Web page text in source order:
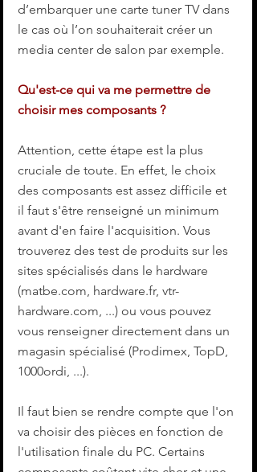
d’embarquer une carte tuner TV dans
le cas où l’on souhaiterait créer un
media center de salon par exemple.
Qu'est-ce qui va me permettre de
choisir mes composants ?
Attention, cette étape est la plus
cruciale de toute. En effet, le choix
des composants est assez difficile et
il faut s'être renseigné un minimum
avant d'en faire l'acquisition. Vous
trouverez des test de produits sur les
sites spécialisés dans le hardware
(matbe.com, hardware.fr, vtr-
hardware.com, ...) ou vous pouvez
vous renseigner directement dans un
magasin spécialisé (Prodimex, TopD,
1000ordi, ...).
Il faut bien se rendre compte que l'on
va choisir des pièces en fonction de
l'utilisation finale du PC. Certains